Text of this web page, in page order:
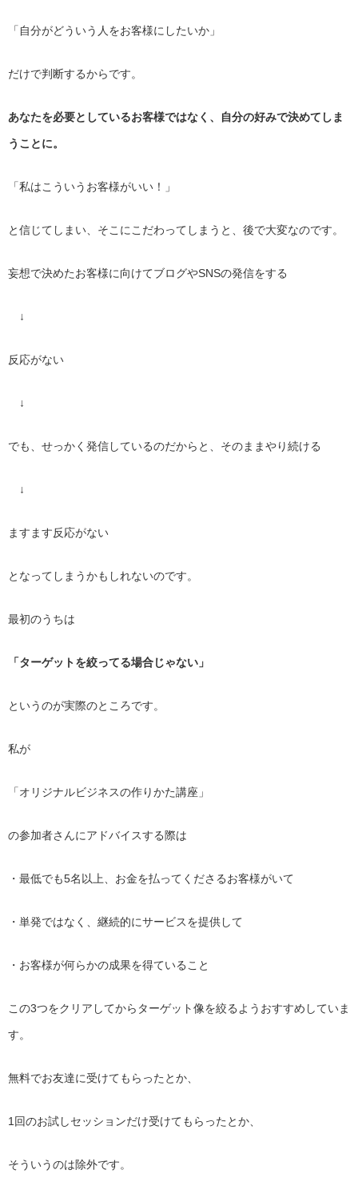
「自分がどういう人をお客様にしたいか」
だけで判断するからです。
あなたを必要としているお客様ではなく、 自分の好みで決めてしま
うことに。
「私はこういうお客様がいい！」
と信じてしまい、そこにこだわってしまうと、後で大変なのです。
妄想で決めたお客様に向けてブログやSNSの発信をする
↓
反応がない
↓
でも、せっかく発信しているのだからと、そのままやり続ける
↓
ますます反応がない
となってしまうかもしれないのです。
最初のうちは
「ターゲットを絞ってる場合じゃない」
というのが実際のところです。
私が
「オリジナルビジネスの作りかた講座」
の参加者さんにアドバイスする際は
・最低でも5名以上、お金を払ってくださるお客様がいて
・単発ではなく、継続的にサービスを提供して
・お客様が何らかの成果を得ていること
この3つをクリアしてからターゲット像を絞るようおすすめしていま
す。
無料でお友達に受けてもらったとか、
1回のお試しセッションだけ受けてもらったとか、
そういうのは除外です。